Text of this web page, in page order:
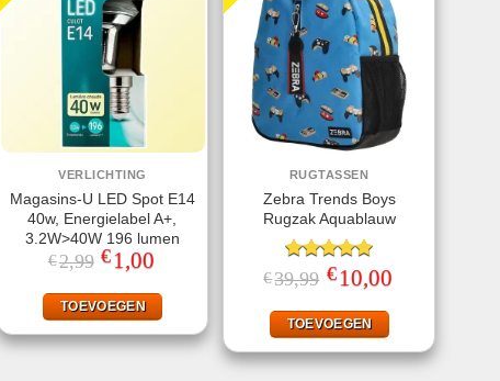
VERLICHTING
Magasins-U LED Spot E14
40w, Energielabel A+,
3.2W>40W 196 lumen
€2,99 Oorspronkelijke
prijs
€2,99.
€ 1,00
€1,00.
TOEVOEGEN
RUGTASSEN
Zebra Trends Boys
Rugzak Aquablauw
Gewaardeerd
5.00uit 5
€39,99 Oorspronkelijke
prijs
€39,99.
€ 10,00Huidige
prijs
TOEVOEGEN